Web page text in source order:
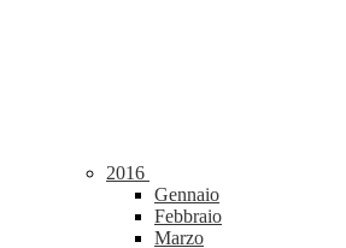
2016
Gennaio
Febbraio
Marzo